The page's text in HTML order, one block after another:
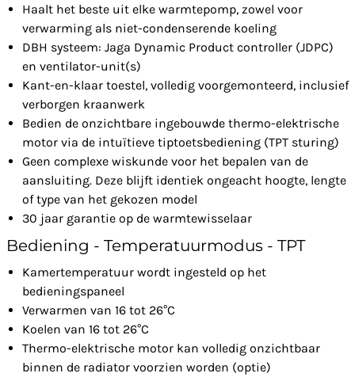
Haalt het beste uit elke warmtepomp, zowel voor
verwarming als niet-condenserende koeling
DBH systeem: Jaga Dynamic Product controller (JDPC)
en ventilator-unit(s)
Kant-en-klaar toestel, volledig voorgemonteerd, inclusief
verborgen kraanwerk
Bedien de onzichtbare ingebouwde thermo-elektrische
motor via de intuïtieve tiptoetsbediening (TPT sturing)
Geen complexe wiskunde voor het bepalen van de
aansluiting. Deze blijft identiek ongeacht hoogte, lengte
of type van het gekozen model
30 jaar garantie op de warmtewisselaar
Bediening - Temperatuurmodus - TPT
Kamertemperatuur wordt ingesteld op het
bedieningspaneel
Verwarmen van 16 tot 26°C
Koelen van 16 tot 26°C
Thermo-elektrische motor kan volledig onzichtbaar
binnen de radiator voorzien worden (optie)